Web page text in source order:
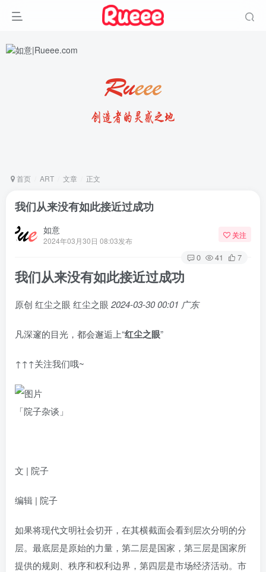
首页 ART 文章 正文
我们从来没有如此接近过成功
如意
2024年03月30日 08:03发布
关注
0 41 7
我们从来没有如此接近过成功
原创 红尘之眼 红尘之眼 2024-03-30 00:01 广东
凡深邃的目光，都会邂逅上“红尘之眼”
↑↑↑关注我们哦~
「院子杂谈」
文 | 院子
编辑 | 院子
如果将现代文明社会切开，在其横截面会看到层次分明的分
层。最底层是原始的力量，第二层是国家，第三层是国家所
提供的规则、秩序和权利边界，第四层是市场经济活动。市